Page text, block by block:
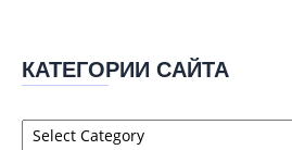
КАТЕГОРИИ САЙТА
Категории
сайта